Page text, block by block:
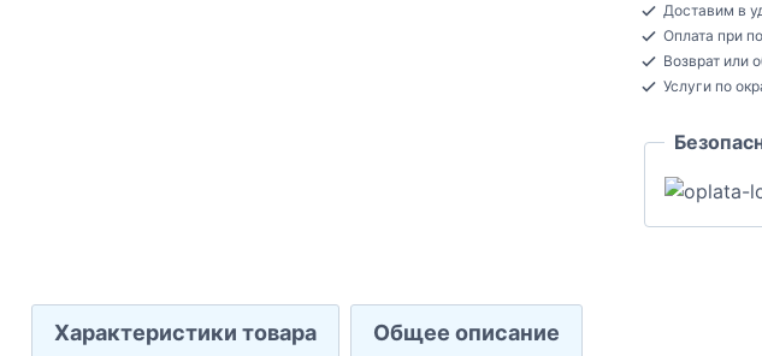
Доставим в
Оплата при
Возврат или
Услуги по
Характеристики товара Общее описание